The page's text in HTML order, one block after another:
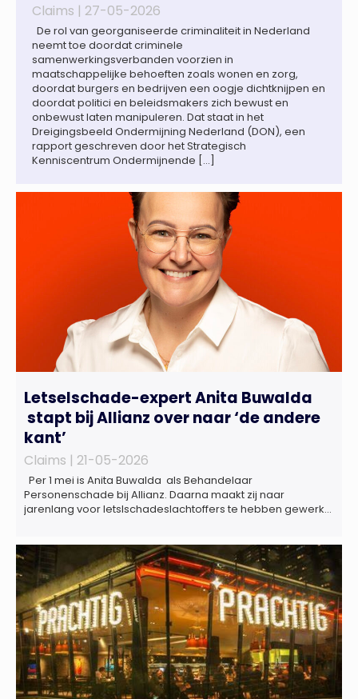
Claims | 27-05-2026
De rol van georganiseerde criminaliteit in Nederland
neemt toe doordat criminele
samenwerkingsverbanden voorzien in
maatschappelijke behoeften zoals wonen en zorg,
doordat burgers en bedrijven een oogje dichtknijpen en
doordat politici en beleidsmakers zich bewust en
onbewust laten manipuleren. Dat staat in het
Dreigingsbeeld Ondermijning Nederland (DON), een
rapport geschreven door het Strategisch
Kenniscentrum Ondermijnende […]
Letselschade-expert Anita Buwalda
stapt bij Allianz over naar ‘de andere
kant’
Claims | 21-05-2026
Per 1 mei is Anita Buwalda als Behandelaar
Personenschade bij Allianz. Daarna maakt zij naar
jarenlang voor letslschadeslachtoffers te hebben gewerkt
naam van Buwalda Letselschade, waarin zij onder meer
werkzaam was voor ZLM, Ard Korevaar Personenschade,
Overtoom […]